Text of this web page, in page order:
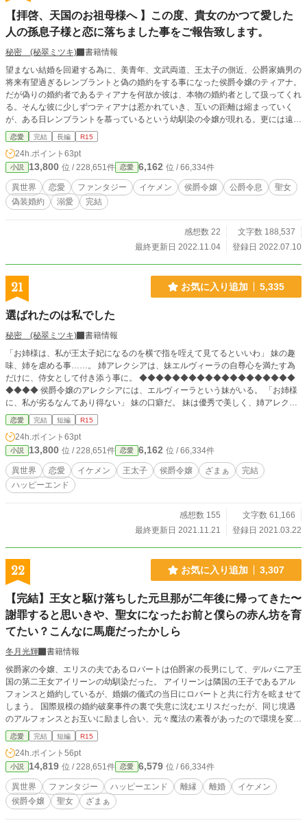
【拝啓、天国のお祖母様へ 】この度、貴女のかつて愛した
人の孫息子様と恋に落ちました事をご報告致します。
秘密 (秘翠ミツキ)
書籍情報
望まない結婚を回避する為に、美青年、文武両道、王太子の側近、公爵家嫡男の
将来有望過ぎるレンブラントと偽の婚約をする事になった侯爵令嬢のティアナ。
だが偽りの婚約者であるティアナを何故か彼は、本物の婚約者として扱ってくれ
る。そんな彼に少しずつティアナは惹かれていき、互いの距離は縮まっていく
が、ある日レンブラントを慕っているという幼馴染の令嬢が現れる。更には遠征
に出ていたティアナの幼馴染も帰還して、関係は捩れていく。 ◆◆◆ そんな
中、不思議な力を持つ聖女だと名乗る少女が現れる。聖女は王太子に擦り寄り、
王太子の婚約者である令嬢を押し退け彼女が婚約者の座に収まってしまう。この
事でこれまで水面下で行われていた、王太子と第二王子の世継ぎ争いが浮き彫り
となり、ティアナやレンブラントは巻き込まれてしまう。 ◆◆◆ 偽婚約者、略
奪、裏切り、婚約破棄、花薬という不老不死とさえ言われる万能薬の存在。聖女
と魔女、お世継ぎ争い……。 「アンタだって、同類の癖に」 ティアナは翻弄さ
恋愛 完結 長編 R15
24h.ポイント 63pt
小説 13,800 位 / 228,651件 恋愛 6,162 位 / 66,334件
異世界 恋愛 ファンタジー イケメン 侯爵令嬢 公爵令息
聖女
偽装婚約
溺愛 完結
感想数 22
文字数 188,537
最終更新日 2022.11.04
登録日 2022.07.10
21 お気に入り追加 5,335
選ばれたのは私でした
秘密 (秘翠ミツキ)
書籍情報
「お姉様は、私が王太子妃になるのを横で指を咥えて見てるといいわ」 妹の趣
味、姉を虐める事……。 姉アレクシアは、妹エルヴィーラの自尊心を満たす為
だけに、侍女として付き添う事に。 ◆◆◆◆◆◆◆◆◆◆◆◆◆◆◆◆◆◆◆
◆◆◆◆ 侯爵令嬢のアレクシアには、エルヴィーラという妹がいる。 「お姉様
に、私が劣るなんてあり得ない」 妹の口癖だ。 妹は優秀で美しく、姉アレクシ
アは平凡で普通だと周囲からは言われた。 だが、それには秘密がある。 両親か
ら溺愛される妹より優秀である事は許されいアレクシア。 妹よりも上手くダン
スを踊れば、折檻される。妹よりもヴァイオリンを上手く弾けば、折檻された。
アレクシアはその為に、全てにおいて妹より劣って見えるように振る舞ってき
た。 そんなある日、この国の王太子の妃を選ぶと伝令が出される。 妹は、王太
子妃候補に選ばれ城へと赴く事になったのだが。その前夜アレクシアは、両親か
ら衝撃の話をされる。 「エルヴィーラの侍女として、貴女も城へ行きなさい」
するように姉アレクシアは、沢山の人望を集めて人々から愛されるようにな
恋愛 完結 短編 R15
24h.ポイント 63pt
小説 13,800 位 / 228,651件 恋愛 6,162 位 / 66,334件
異世界 恋愛 イケメン 王太子 侯爵令嬢 ざまぁ
完結
ハッピーエンド
感想数 155
文字数 61,166
最終更新日 2021.11.21
登録日 2021.03.22
22 お気に入り追加 3,307
【完結】王女と駆け落ちした元旦那が二年後に帰ってきた〜
謝罪すると思いきや、聖女になったお前と僕らの赤ん坊を育
てたい？こんなに馬鹿だったかしら
冬月光輝
書籍情報
侯爵家の令嬢、エリスの夫であるロバートは伯爵家の長男にして、デルバニア王
国の第二王女アイリーンの幼馴染だった。 アイリーンは隣国の王子であるアル
フォンスと婚約しているが、婚姻の儀式の当日にロバートと共に行方を眩ませて
しまう。 国際規模の婚約破棄事件の裏で失意に沈むエリスだったが、同じ境遇
のアルフォンスとお互いに励まし合い、元々魔法の素養があったので環境を変え
ようと修行をして聖女となり、王国でも重宝される存在となった。 ロバートた
ちが蒸発して二年後のある日、突然エリスの前に元夫が現れる。 エリスは激怒
して謝罪を求めたが、彼は「アイリーンと自分の赤子を三人で育てよう」と斜め
上のことを言い出した。
恋愛 完結 短編 R15
24h.ポイント 56pt
小説 14,819 位 / 228,651件 恋愛 6,579 位 / 66,334件
異世界 ファンタジー ハッピーエンド 離縁 離婚
イケメン
侯爵令嬢
聖女 ざまぁ